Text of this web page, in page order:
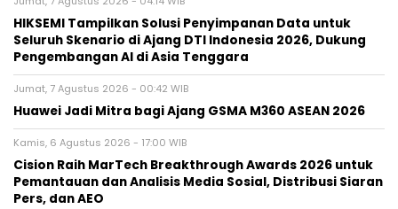
HIKSEMI Tampilkan Solusi Penyimpanan Data untuk
Seluruh Skenario di Ajang DTI Indonesia 2026, Dukung
Pengembangan AI di Asia Tenggara
Jumat, 7 Agustus 2026 - 00:42 WIB
Huawei Jadi Mitra bagi Ajang GSMA M360 ASEAN 2026
Kamis, 6 Agustus 2026 - 17:00 WIB
Cision Raih MarTech Breakthrough Awards 2026 untuk
Pemantauan dan Analisis Media Sosial, Distribusi Siaran
Pers, dan AEO